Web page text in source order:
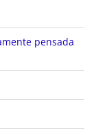
pensada